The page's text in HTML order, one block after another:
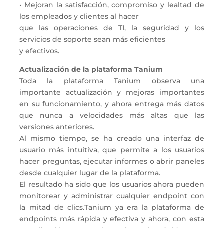
• Mejoran la satisfacción, compromiso y lealtad de
los empleados y clientes al hacer
que las operaciones de TI, la seguridad y los
servicios de soporte sean más eficientes
y efectivos.
Actualización de la plataforma Tanium
Toda la plataforma Tanium observa una
importante actualización y mejoras importantes
en su funcionamiento, y ahora entrega más datos
que nunca a velocidades más altas que las
versiones anteriores.
Al mismo tiempo, se ha creado una interfaz de
usuario más intuitiva, que permite a los usuarios
hacer preguntas, ejecutar informes o abrir paneles
desde cualquier lugar de la plataforma.
El resultado ha sido que los usuarios ahora pueden
monitorear y administrar cualquier endpoint con
la mitad de clics.Tanium ya era la plataforma de
endpoints más rápida y efectiva y ahora, con esta